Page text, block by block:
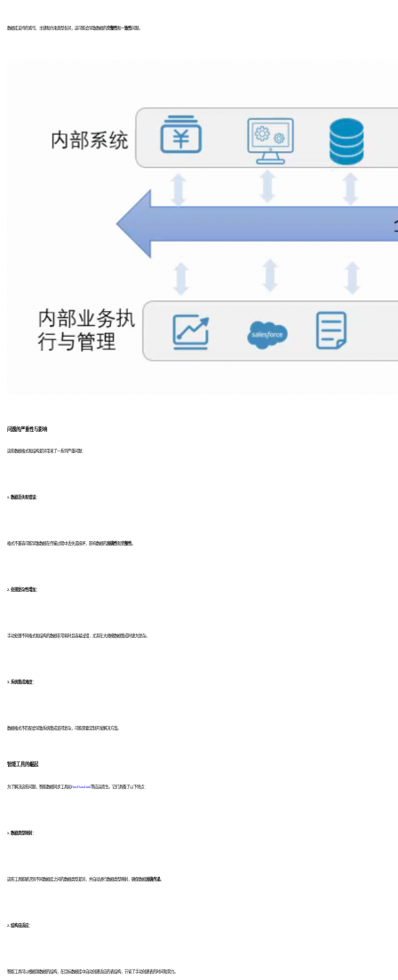
数据库支持的索引、主键和约束类型各异，这可能会导致数据的完整性和 一致性问题。
问题的严重性与影响
这些数据格式和结构差异带来了一系列严重问题：
1. 数据丢失和错误：
格式不兼容可能导致数据在传输过程中丢失或损坏，影响数据的准确性和 完整性。
2. 处理复杂性增加：
手动处理不同格式和结构的数据非常耗时且容易出错，尤其在大规模数据集成时更为复杂。
3. 系统集成难度：
数据格式不匹配会导致系统集成变得复杂，可能需要定制开发解决方案。
智能工具的崛起
为了解决这些问题，智能数据同步工具如FineDataLink等应运而生。它们具备了以下特点：
1. 数据类型映射：
这些工具能够识别不同数据库之间的数据类型差异，并自动进行数据类型映射，确保数据 准确传递
2. 结构自适应：
智能工具可以根据源数据的结构，在目标数据库中自动创建适应的表结构，节省了手动创建表的时间和努力。